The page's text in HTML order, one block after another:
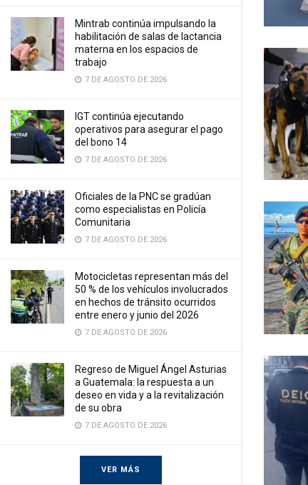
Mintrab continúa impulsando la
habilitación de salas de lactancia
materna en los espacios de
trabajo
7 DE AGOSTO DE 2026
IGT continúa ejecutando
operativos para asegurar el pago
del bono 14
7 DE AGOSTO DE 2026
Oficiales de la PNC se gradúan
como especialistas en Policía
Comunitaria
7 DE AGOSTO DE 2026
Motocicletas representan más del
50 % de los vehículos involucrados
en hechos de tránsito ocurridos
entre enero y junio del 2026
7 DE AGOSTO DE 2026
Regreso de Miguel Ángel Asturias
a Guatemala: la respuesta a un
deseo en vida y a la revitalización
de su obra
7 DE AGOSTO DE 2026
VER MÁS